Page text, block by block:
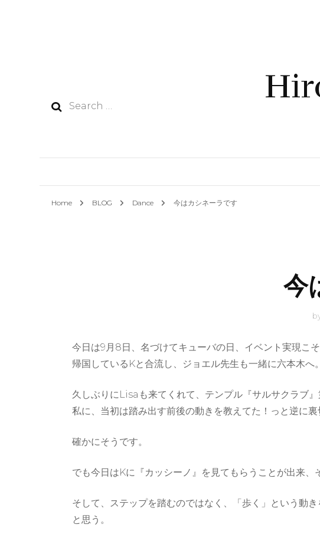
Search
Home BLOG Dance 今はカシネーラです
今
今日は9月8日、名づけてキューバの日、イベント実現こ
帰国しているKと合流し、ジョエル先生も一緒に六本木へ。
久しぶりにLisaも来てくれて、テンプル『サルサクラブ
私に、当初は踏み出す前後の動きを教えてた！っと逆に裏
確かにそうです。
でも今日はKに『カッシーノ』を見てもらうことが出来、
そして、ステップを踏むのではなく、「歩く」という動
と思う。